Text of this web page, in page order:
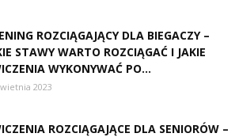
ROZCIĄGAJĄCY DLA BIEGACZY –
STAWY WARTO ROZCIĄGAĆ I JAKIE
WYKONYWAĆ PO...
2023
ROZCIĄGAJĄCE DLA SENIORÓW –